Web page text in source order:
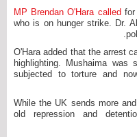
MP Brendan O'Hara called for
who is on hunger strike. Dr.
O'Hara added that the arrest
highlighting. Mushaima
subjected to torture and
"While the UK sends more
old repression and